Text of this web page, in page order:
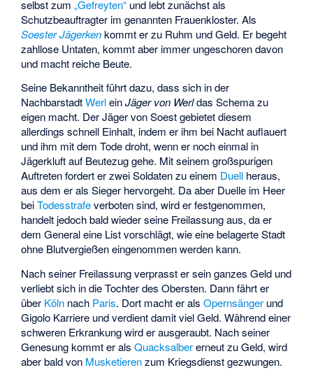
selbst zum„Gefreyten“ und lebt zunächst als
Schutzbeauftragter im genannten Frauenkloster. Als
Soester Jägerkenkommt er zu Ruhm und Geld. Er begeht
zahllose Untaten, kommt aber immer ungeschoren davon
und macht reiche Beute.
Seine Bekanntheit führt dazu, dass sich in der
NachbarstadtWerleinJäger von Werldas Schema zu
eigen macht. Der Jäger von Soest gebietet diesem
allerdings schnell Einhalt, indem er ihm bei Nacht auflauert
und ihm mit dem Tode droht, wenn er noch einmal in
Jägerkluft auf Beutezug gehe. Mit seinem großspurigen
Auftreten fordert er zwei Soldaten zu einem Duell heraus,
aus dem er als Sieger hervorgeht. Da aber Duelle im Heer
beiTodesstrafeverboten sind, wird er festgenommen,
handelt jedoch bald wieder seine Freilassung aus, da er
dem General eine List vorschlägt, wie eine belagerte Stadt
ohne Blutvergießen eingenommen werden kann.
Nach seiner Freilassung verprasst er sein ganzes Geld und
verliebt sich in die Tochter des Obersten. Dann fährt er
über Köln nach Paris. Dort macht er alsOpernsänger und
Gigolo Karriere und verdient damit viel Geld. Während einer
schweren Erkrankung wird er ausgeraubt. Nach seiner
Genesung kommt er alsQuacksalbererneut zu Geld, wird
aber bald von Musketierenzum Kriegsdienst gezwungen.